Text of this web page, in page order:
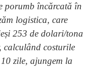
porumb încărcată în
logistica, care
253 de dolari/tona
costurile
zile, ajungem la